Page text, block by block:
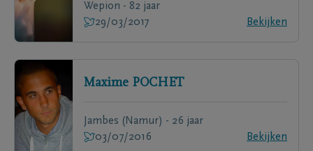
Wepion - 82 jaar
29/03/2017
Bekijken
Maxime POCHET
Jambes (Namur) - 26 jaar
03/07/2016
Bekijken